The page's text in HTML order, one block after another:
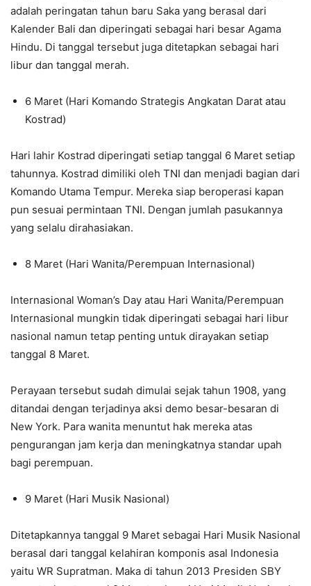
adalah peringatan tahun baru Saka yang berasal dari
Kalender Bali dan diperingati sebagai hari besar Agama
Hindu. Di tanggal tersebut juga ditetapkan sebagai hari
libur dan tanggal merah.
6 Maret (Hari Komando Strategis Angkatan Darat atau
Kostrad)
Hari lahir Kostrad diperingati setiap tanggal 6 Maret setiap
tahunnya. Kostrad dimiliki oleh TNI dan menjadi bagian dari
Komando Utama Tempur. Mereka siap beroperasi kapan
pun sesuai permintaan TNI. Dengan jumlah pasukannya
yang selalu dirahasiakan.
8 Maret (Hari Wanita/Perempuan Internasional)
Internasional Woman’s Day atau Hari Wanita/Perempuan
Internasional mungkin tidak diperingati sebagai hari libur
nasional namun tetap penting untuk dirayakan setiap
tanggal 8 Maret.
Perayaan tersebut sudah dimulai sejak tahun 1908, yang
ditandai dengan terjadinya aksi demo besar-besaran di
New York. Para wanita menuntut hak mereka atas
pengurangan jam kerja dan meningkatnya standar upah
bagi perempuan.
9 Maret (Hari Musik Nasional)
Ditetapkannya tanggal 9 Maret sebagai Hari Musik Nasional
berasal dari tanggal kelahiran komponis asal Indonesia
yaitu WR Supratman. Maka di tahun 2013 Presiden SBY